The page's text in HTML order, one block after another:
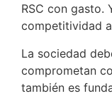
RSC con gasto.
competitividad
La sociedad
comprometan
también es